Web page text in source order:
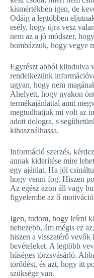
kismértékben igen, de
Odáig a legtöbben
esély, hogy újra vesz
nem az a jó módszer,
bombázzuk, hogy vegye
Egyrészt abból kiindulva
rendelkezünk
ugyan, hogy nem
Ahelyett, hogy nyakon
termékajánlattal amit
megtudhatjuk mi volt az
adott dologra, s
kihasználhassa.
Információ szerzés,
annak kiderítése mire
egy ajánlat. Ha jól
hogy venni fog. Hiszen
Az egész azon áll vagy
figyelembe az ő
Igen, tudom, hogy leírni
nehezebb, ám mégis ez
hiszen a visszatérő vevők
bevételeket. A legtöbb
hűséges törzsvásárló.
törődést, és azt, hogy itt
szüksége van.